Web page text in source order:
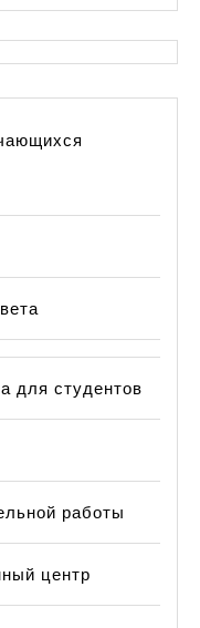
для студентов
работы
центр